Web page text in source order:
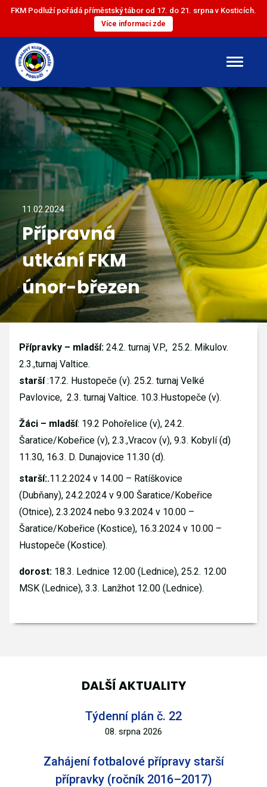
FKM Podluží pořádá příměstský tábor od 17. do 21. srpna v Kosticích.
Více informací zde
DOROST
ST. ŽÁCI
ML. ŽÁCI
ST. PŘÍPRAVKA
ML. PŘÍPRAVKA
MINI
GALERIE
11.02.2024
Přípravná
utkání FKM
únor-březen
Přípravky – mladší: 24.2. turnaj V.P., 25.2. Mikulov.
2.3.,turnaj Valtice.
starší:17.2. Hustopeče (v). 25.2. turnaj Velké
Pavlovice, 2.3. turnaj Valtice. 10.3.Hustopeče (v).
Žáci – mladší: 19.2 Pohořelice (v), 24.2.
Šaratice/Kobeřice (v), 2.3.,Vracov (v), 9.3. Kobylí (d)
11.30, 16.3. D. Dunajovice 11.30 (d).
starší:.11.2.2024 v 14.00 – Ratíškovice
(Dubňany), 24.2.2024 v 9.00 Šaratice/Kobeřice
(Otnice), 2.3.2024 nebo 9.3.2024 v 10.00 –
Šaratice/Kobeřice (Kostice), 16.3.2024 v 10.00 –
Hustopeče (Kostice).
dorost: 18.3. Lednice 12.00 (Lednice), 25.2. 12.00
MSK (Lednice), 3.3. Lanžhot 12.00 (Lednice).
DALŠÍ AKTUALITY
Týdenní plán č. 22
08. srpna 2026
Zahájení fotbalové přípravy starší
přípravky (ročník 2016–2017)